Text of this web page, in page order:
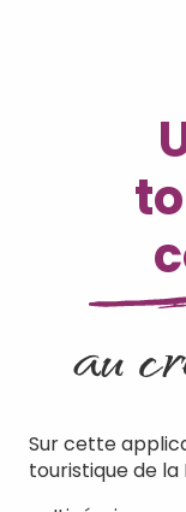
au
Sur cette
touristique de